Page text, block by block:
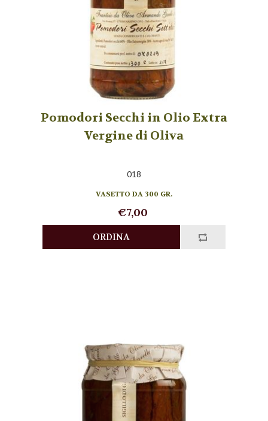
Pomodori Secchi in Olio Extra
Vergine di Oliva
018
VASETTO DA 300 GR.
€7,00